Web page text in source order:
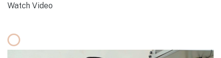
Watch Video